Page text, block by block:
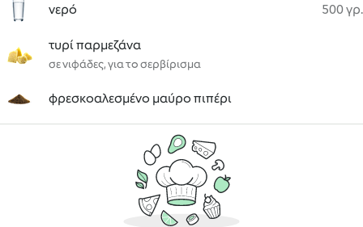
νερό 500 γρ.
τυρί παρμεζάνα
σε νιφάδες, για το σερβίρισμα
φρεσκοαλεσμένο μαύρο πιπέρι